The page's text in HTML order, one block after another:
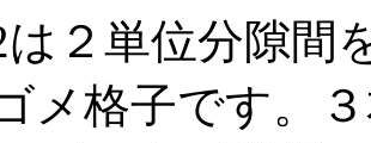
２単位分隙間
メ格子です。